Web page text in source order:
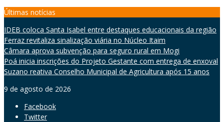
Skip
content
Últimas notícias
IDEB coloca Santa Isabel entre destaques educacionais da região
Ferraz revitaliza sinalização viária no Núcleo Itaim
Câmara aprova subvenção para seguro rural em Mogi
Poá inicia inscrições do Projeto Gestante com entrega de enxoval
Suzano reativa Conselho Municipal de Agricultura após 15 anos
9 de agosto de 2026
Facebook
Twitter